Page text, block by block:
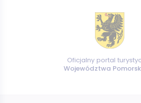
Oficjalny portal
Województwa